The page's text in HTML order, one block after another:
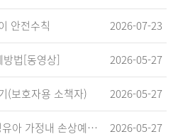
안전수칙 2026-07-23
법[동영상] 2026-05-27
(보호자용 소책자) 2026-05-27
<쑥쑥 안전 놀이책> 영유아 가정내 손상예방_영유아 놀이형 교육 교재 2026-05-27